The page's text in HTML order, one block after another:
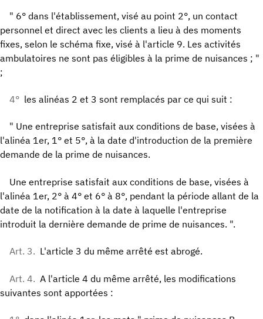
" 6° dans l'établissement, visé au point 2°, un contact
personnel et direct avec les clients a lieu à des moments
fixes, selon le schéma fixe, visé à l'article 9. Les activités
ambulatoires ne sont pas éligibles à la prime de nuisances ; "
;
4° les alinéas 2 et 3 sont remplacés par ce qui suit :
" Une entreprise satisfait aux conditions de base, visées à
l'alinéa 1er, 1° et 5°, à la date d'introduction de la première
demande de la prime de nuisances.
Une entreprise satisfait aux conditions de base, visées à
l'alinéa 1er, 2° à 4° et 6° à 8°, pendant la période allant de la
date de la notification à la date à laquelle l'entreprise
introduit la dernière demande de prime de nuisances. ".
Art. 3. L'article 3 du même arrêté est abrogé.
Art. 4. A l'article 4 du même arrêté, les modifications
suivantes sont apportées :